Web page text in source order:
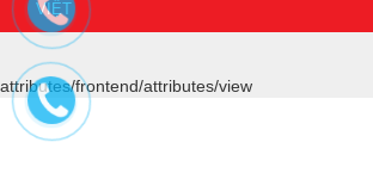
VIỆT
attributes/frontend/attributes/view